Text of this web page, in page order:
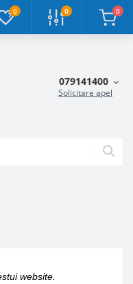
0 0 0
079141400
Solicitare apel
website.